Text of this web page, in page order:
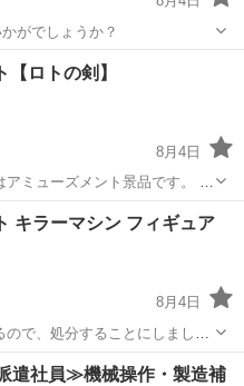
がでしょうか？
ゲーム
【ロトの剣】
8月4日
ため、某フリマサイトでの販
もちゃ ロトの剣
キラーマシン フィギュア
8月4日
で、処分することにしまし
ん。 汚れや傷があります。
ィギュア キラーマシン
遣社員≫機械操作・製造補